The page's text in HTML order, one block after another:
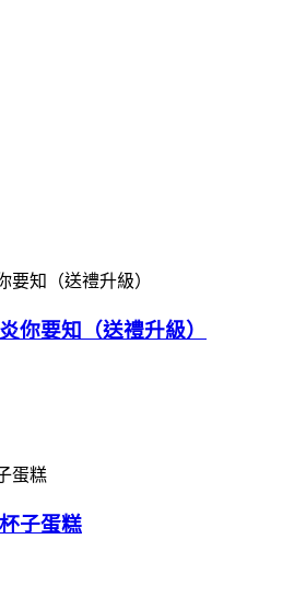
你要知（送禮升級）
子蛋糕